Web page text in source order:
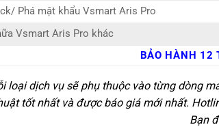
Phá mật khẩu Vsmart Aris Pro
Vsmart Aris Pro khác
BẢO HÀNH 12
loại dịch vụ sẽ phụ thuộc vào từng dòng
tốt nhất và được báo giá mới nhất.
Bạn